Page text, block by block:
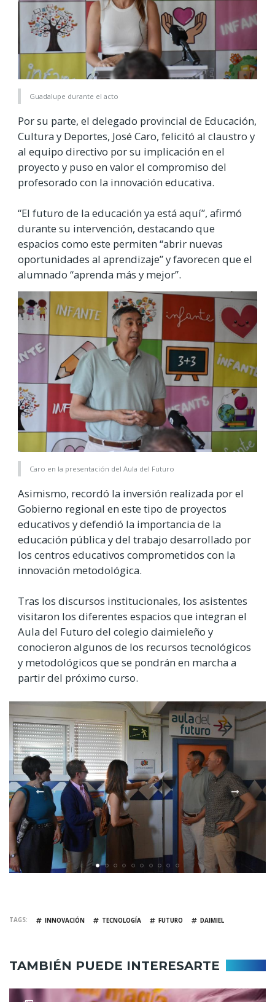
Guadalupe durante el acto
Por su parte, el delegado provincial de Educación,
Cultura y Deportes, José Caro, felicitó al claustro y
al equipo directivo por su implicación en el
proyecto y puso en valor el compromiso del
profesorado con la innovación educativa.
“El futuro de la educación ya está aquí”, afirmó
durante su intervención, destacando que
espacios como este permiten “abrir nuevas
oportunidades al aprendizaje” y favorecen que el
alumnado “aprenda más y mejor”.
Caro en la presentación del Aula del Futuro
Asimismo, recordó la inversión realizada por el
Gobierno regional en este tipo de proyectos
educativos y defendió la importancia de la
educación pública y del trabajo desarrollado por
los centros educativos comprometidos con la
innovación metodológica.
Tras los discursos institucionales, los asistentes
visitaron los diferentes espacios que integran el
Aula del Futuro del colegio daimieleño y
conocieron algunos de los recursos tecnológicos
y metodológicos que se pondrán en marcha a
partir del próximo curso.
TAGS INNOVACIÓN TECNOLOGÍA FUTURO DAIMIEL
TAMBIÉN PUEDE INTERESARTE